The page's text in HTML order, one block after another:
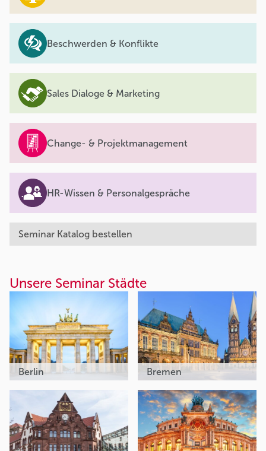
Beschwerden & Konflikte
Sales Dialoge & Marketing
Change- & Projektmanagement
HR-Wissen & Personalgespräche
Seminar Katalog bestellen
Unsere Seminar Städte
Berlin Bremen